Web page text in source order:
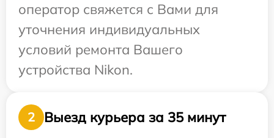
оператор свяжется с Вами для
уточнения индивидуальных
условий ремонта Вашего
устройства Nikon.
2
Выезд курьера за 35 минут